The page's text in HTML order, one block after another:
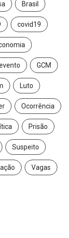
Brasil
covid19
GCM
Luto
Ocorrência
Prisão
Suspeito
Vagas